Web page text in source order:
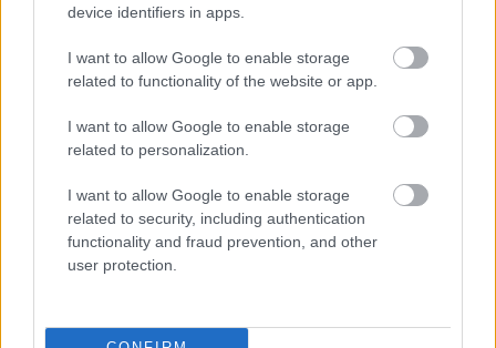
device identifiers in apps.
I want to allow Google to enable storage
related to functionality of the website or app.
I want to allow Google to enable storage
related to personalization.
I want to allow Google to enable storage
related to security, including authentication
functionality and fraud prevention, and other
user protection.
YouTube videó -Régi - antik szódásüveg - "Nem
Nem Soha!" felirattal Vető Sándor Budapest